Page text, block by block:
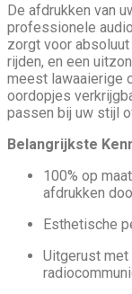
De afdrukken van
professionele
zorgt voor
rijden, en een
meest lawaaierige
oordopjes
passen bij uw stijl
Belangrijkste
100% op
afdrukken
Esthetische
Uitgerust